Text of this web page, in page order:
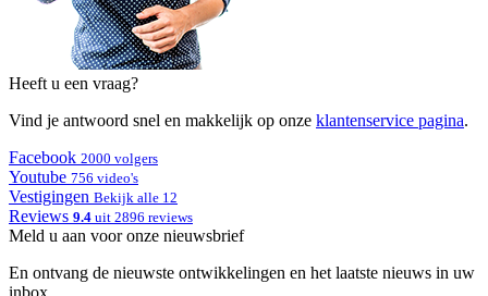
Heeft u een vraag?
Vind je antwoord snel en makkelijk op onze klantenservice pagina.
Facebook 2000 volgers
Youtube 756 video's
Vestigingen Bekijk alle 12
Reviews 9.4 uit 2896 reviews
Meld u aan voor onze nieuwsbrief
En ontvang de nieuwste ontwikkelingen en het laatste nieuws in uw
inbox.